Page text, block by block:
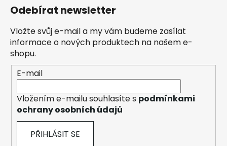
Odebírat newsletter
Vložte svůj e-mail a my vám budeme zasílat
informace o nových produktech na našem e-
shopu.
E-mail
Vložením e-mailu souhlasíte s podmínkami
ochrany osobních údajů
PŘIHLÁSIT SE